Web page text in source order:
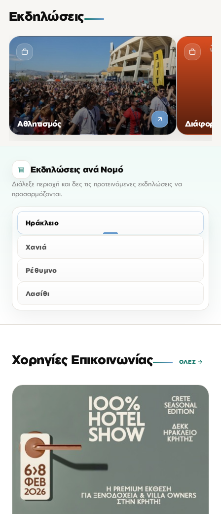
Εκδηλώσεις
Αθλητισμός
Εκδηλώσεις ανά Νομό
Διάλεξε περιοχή και δες τις προτεινόμενες εκδηλώσεις να
προσαρμόζονται.
Ηράκλειο
Χανιά
Ρέθυμνο
Λασίθι
Χορηγίες Επικοινωνίας ΌΛΕΣ